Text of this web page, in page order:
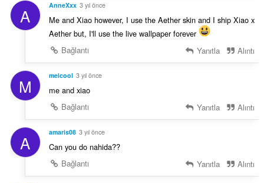
A AnneXxx 3 yıl önce
Me and Xiao however, I use the Aether skin and I ship Xiao x
Aether but, I'll use the live wallpaper forever
Bağlantı
Yanıtla Alıntı
M meicool 3 yıl önce
me and xiao
Bağlantı
Yanıtla Alıntı
A amaris08 3 yıl önce
Can you do nahida??
Bağlantı
Yanıtla Alıntı